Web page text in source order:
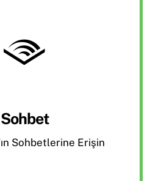
Sohbet
Sohbetlerine Erişin